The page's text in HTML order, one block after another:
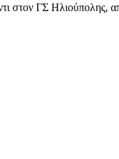
στον ΓΣ Ηλιούπολης,